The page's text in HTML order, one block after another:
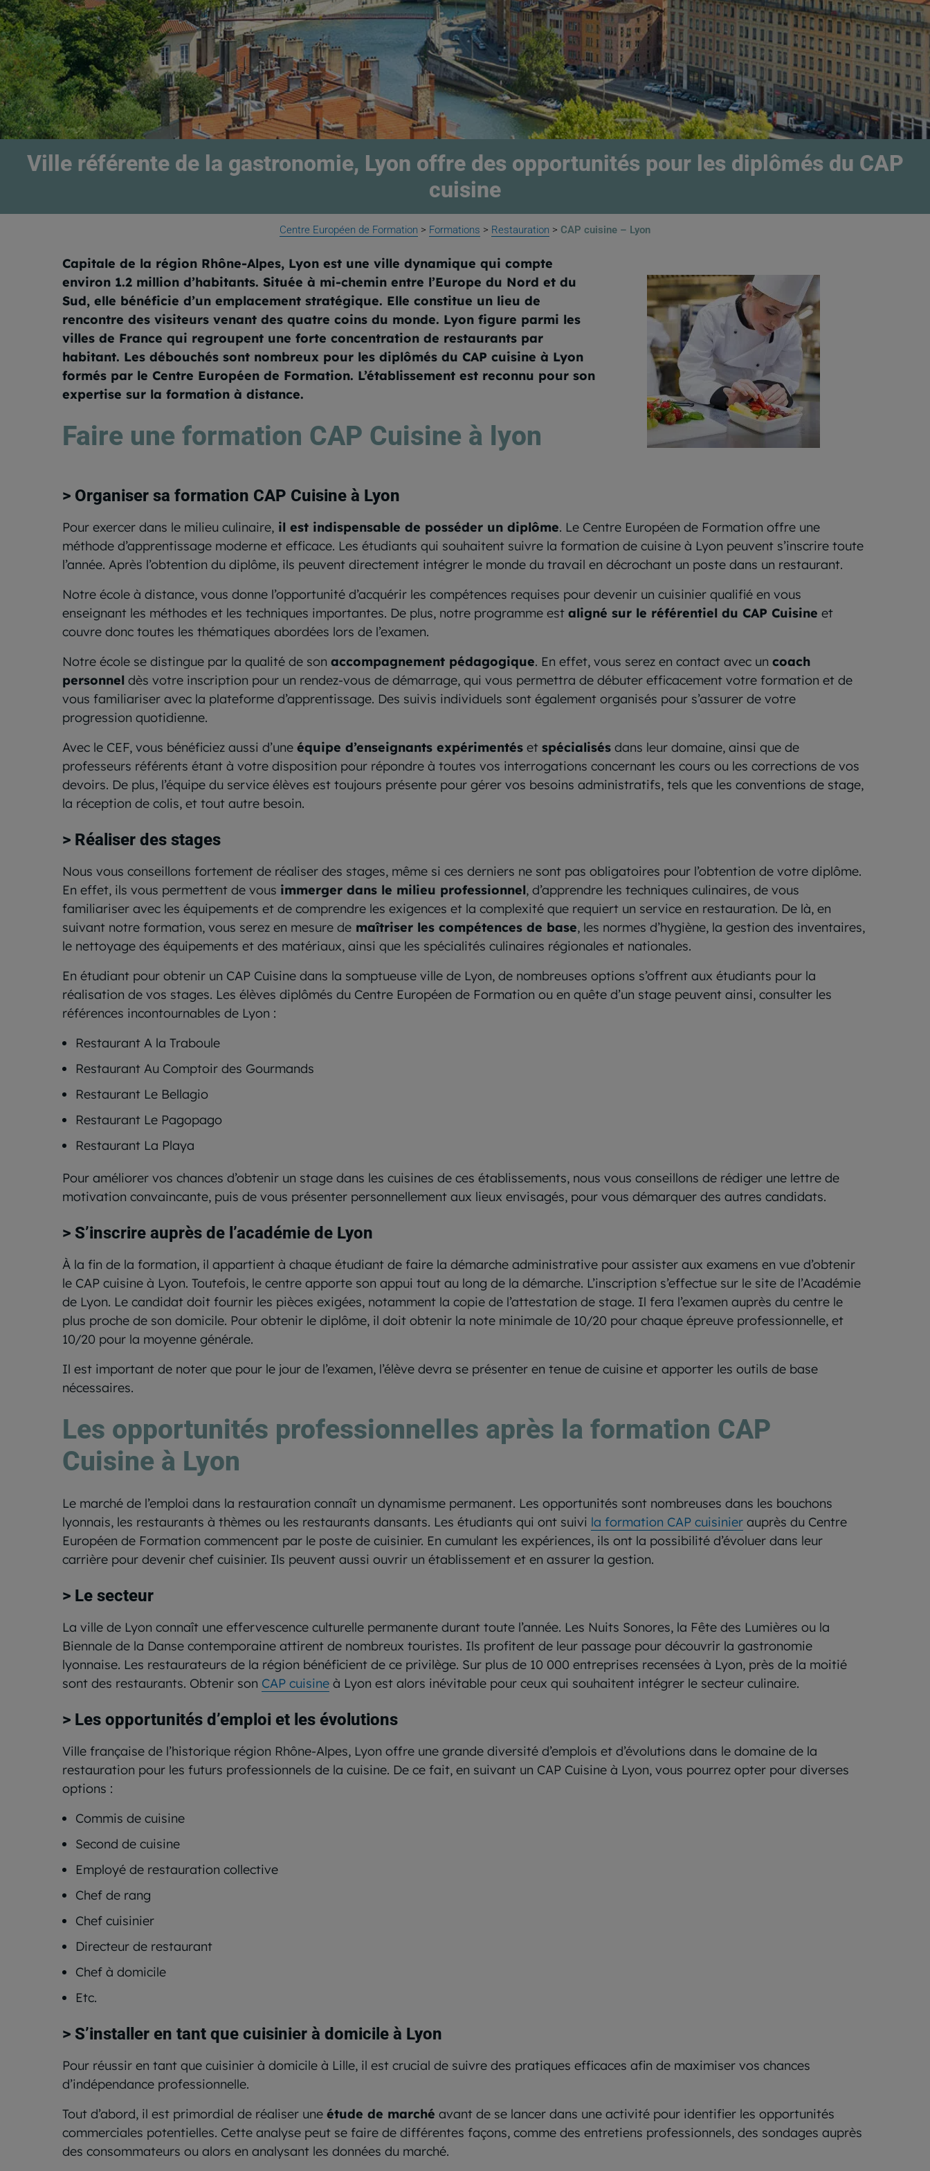
Ville référente de la gastronomie, Lyon offre des opportunités pour les diplômés du CAP
cuisine
Centre Européen de Formation > Formations > Restauration > CAP cuisine – Lyon
Capitale de la région Rhône-Alpes, Lyon est une ville dynamique qui compte
environ 1.2 million d’habitants. Située à mi-chemin entre l’Europe du Nord et du
Sud, elle bénéficie d’un emplacement stratégique. Elle constitue un lieu de
rencontre des visiteurs venant des quatre coins du monde. Lyon figure parmi les
villes de France qui regroupent une forte concentration de restaurants par
habitant. Les débouchés sont nombreux pour les diplômés du CAP cuisine à Lyon
formés par le Centre Européen de Formation. L’établissement est reconnu pour son
expertise sur la formation à distance.
Faire une formation CAP Cuisine à lyon
> Organiser sa formation CAP Cuisine à Lyon
Pour exercer dans le milieu culinaire, il est indispensable de posséder un diplôme. Le Centre Européen de Formation offre une
méthode d’apprentissage moderne et efficace. Les étudiants qui souhaitent suivre la formation de cuisine à Lyon peuvent s’inscrire toute
l’année. Après l’obtention du diplôme, ils peuvent directement intégrer le monde du travail en décrochant un poste dans un restaurant.
Notre école à distance, vous donne l’opportunité d’acquérir les compétences requises pour devenir un cuisinier qualifié en vous
enseignant les méthodes et les techniques importantes. De plus, notre programme est aligné sur le référentiel du CAP Cuisine et
couvre donc toutes les thématiques abordées lors de l’examen.
Notre école se distingue par la qualité de son accompagnement pédagogique. En effet, vous serez en contact avec un coach
personnel dès votre inscription pour un rendez-vous de démarrage, qui vous permettra de débuter efficacement votre formation et de
vous familiariser avec la plateforme d’apprentissage. Des suivis individuels sont également organisés pour s’assurer de votre
progression quotidienne.
Avec le CEF, vous bénéficiez aussi d’une équipe d’enseignants expérimentés et spécialisés dans leur domaine, ainsi que de
professeurs référents étant à votre disposition pour répondre à toutes vos interrogations concernant les cours ou les corrections de vos
devoirs. De plus, l’équipe du service élèves est toujours présente pour gérer vos besoins administratifs, tels que les conventions de stage,
la réception de colis, et tout autre besoin.
> Réaliser des stages
Nous vous conseillons fortement de réaliser des stages, même si ces derniers ne sont pas obligatoires pour l’obtention de votre diplôme.
En effet, ils vous permettent de vous immerger dans le milieu professionnel, d’apprendre les techniques culinaires, de vous
familiariser avec les équipements et de comprendre les exigences et la complexité que requiert un service en restauration. De là, en
suivant notre formation, vous serez en mesure de maîtriser les compétences de base, les normes d’hygiène, la gestion des inventaires,
le nettoyage des équipements et des matériaux, ainsi que les spécialités culinaires régionales et nationales.
En étudiant pour obtenir un CAP Cuisine dans la somptueuse ville de Lyon, de nombreuses options s’offrent aux étudiants pour la
réalisation de vos stages. Les élèves diplômés du Centre Européen de Formation ou en quête d’un stage peuvent ainsi, consulter les
références incontournables de Lyon :
Restaurant A la Traboule
Restaurant Au Comptoir des Gourmands
Restaurant Le Bellagio
Restaurant Le Pagopago
Restaurant La Playa
Pour améliorer vos chances d’obtenir un stage dans les cuisines de ces établissements, nous vous conseillons de rédiger une lettre de
motivation convaincante, puis de vous présenter personnellement aux lieux envisagés, pour vous démarquer des autres candidats.
> S’inscrire auprès de l’académie de Lyon
À la fin de la formation, il appartient à chaque étudiant de faire la démarche administrative pour assister aux examens en vue d’obtenir
le CAP cuisine à Lyon. Toutefois, le centre apporte son appui tout au long de la démarche. L’inscription s’effectue sur le site de l’Académie
de Lyon. Le candidat doit fournir les pièces exigées, notamment la copie de l’attestation de stage. Il fera l’examen auprès du centre le
plus proche de son domicile. Pour obtenir le diplôme, il doit obtenir la note minimale de 10/20 pour chaque épreuve professionnelle, et
10/20 pour la moyenne générale.
Il est important de noter que pour le jour de l’examen, l’élève devra se présenter en tenue de cuisine et apporter les outils de base
nécessaires.
Les opportunités professionnelles après la formation CAP
Cuisine à Lyon
Le marché de l’emploi dans la restauration connaît un dynamisme permanent. Les opportunités sont nombreuses dans les bouchons
lyonnais, les restaurants à thèmes ou les restaurants dansants. Les étudiants qui ont suivi la formation CAP cuisinier auprès du Centre
Européen de Formation commencent par le poste de cuisinier. En cumulant les expériences, ils ont la possibilité d’évoluer dans leur
carrière pour devenir chef cuisinier. Ils peuvent aussi ouvrir un établissement et en assurer la gestion.
> Le secteur
La ville de Lyon connaît une effervescence culturelle permanente durant toute l’année. Les Nuits Sonores, la Fête des Lumières ou la
Biennale de la Danse contemporaine attirent de nombreux touristes. Ils profitent de leur passage pour découvrir la gastronomie
lyonnaise. Les restaurateurs de la région bénéficient de ce privilège. Sur plus de 10 000 entreprises recensées à Lyon, près de la moitié
sont des restaurants. Obtenir son CAP cuisine à Lyon est alors inévitable pour ceux qui souhaitent intégrer le secteur culinaire.
> Les opportunités d’emploi et les évolutions
Ville française de l’historique région Rhône-Alpes, Lyon offre une grande diversité d’emplois et d’évolutions dans le domaine de la
restauration pour les futurs professionnels de la cuisine. De ce fait, en suivant un CAP Cuisine à Lyon, vous pourrez opter pour diverses
options :
Commis de cuisine
Second de cuisine
Employé de restauration collective
Chef de rang
Chef cuisinier
Directeur de restaurant
Chef à domicile
Etc.
> S’installer en tant que cuisinier à domicile à Lyon
Pour réussir en tant que cuisinier à domicile à Lille, il est crucial de suivre des pratiques efficaces afin de maximiser vos chances
d’indépendance professionnelle.
Tout d’abord, il est primordial de réaliser une étude de marché avant de se lancer dans une activité pour identifier les opportunités
commerciales potentielles. Cette analyse peut se faire de différentes façons, comme des entretiens professionnels, des sondages auprès
des consommateurs ou alors en analysant les données du marché.